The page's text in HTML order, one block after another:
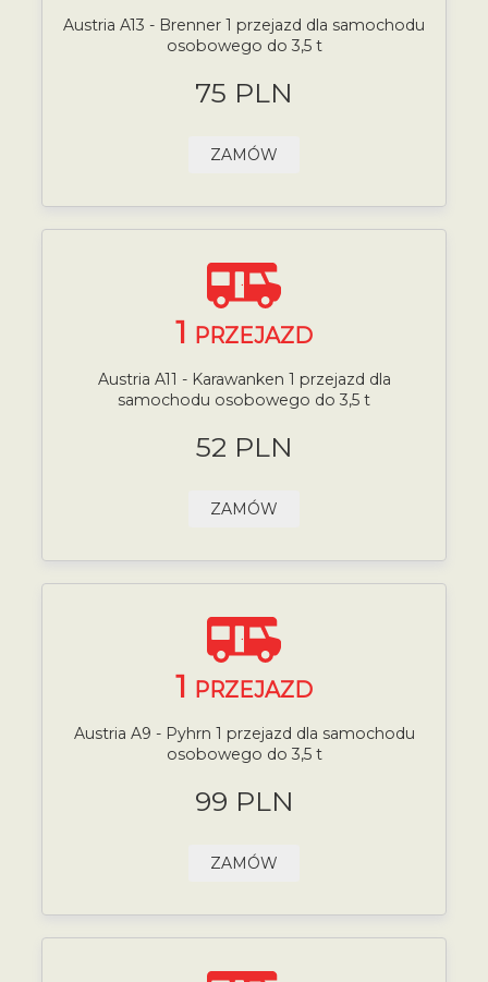
Austria A13 - Brenner 1 przejazd dla samochodu
osobowego do 3,5 t
75 PLN
ZAMÓW
1 PRZEJAZD
Austria A11 - Karawanken 1 przejazd dla
samochodu osobowego do 3,5 t
52 PLN
ZAMÓW
1 PRZEJAZD
Austria A9 - Pyhrn 1 przejazd dla samochodu
osobowego do 3,5 t
99 PLN
ZAMÓW